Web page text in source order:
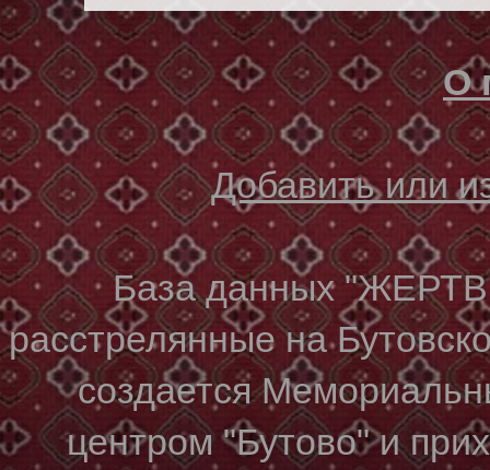
О
Добавить или
База данных
расстрелянные на
создается
центром "Бутово" и